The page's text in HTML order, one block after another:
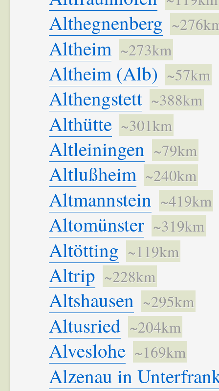
Althegnenberg
Altheim ~273km
Altheim (Alb) ~57km
Althengstett ~388km
Althütte ~301km
Altleiningen ~79km
Altlußheim ~240km
Altmannstein ~419km
Altomünster ~319km
Altötting ~119km
Altrip ~228km
Altshausen ~295km
Altusried ~204km
Alveslohe ~169km
Alzenau in